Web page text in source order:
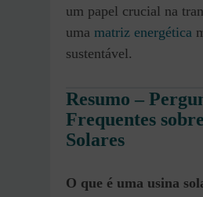
um papel crucial na
uma matriz energética
sustentável.
Resumo –
Frequentes
Solares
O que é uma usina